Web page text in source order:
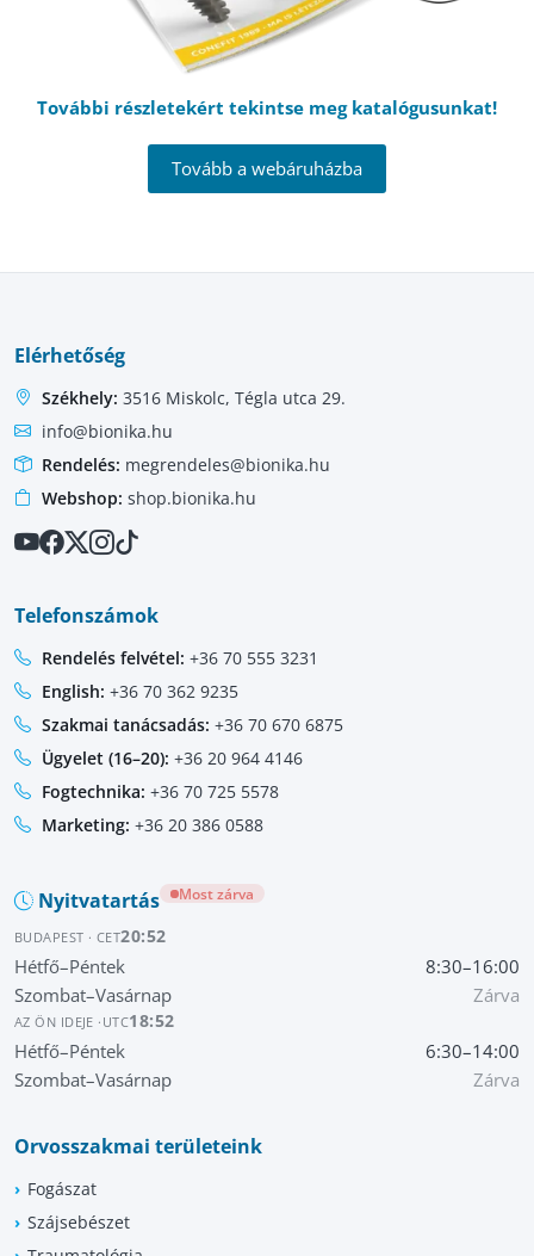
További részletekért tekintse meg katalógusunkat!
Tovább a webáruházba
Elérhetőség
Székhely: 3516 Miskolc, Tégla utca 29.
info@bionika.hu
Rendelés: megrendeles@bionika.hu
Webshop: shop.bionika.hu
Telefonszámok
Rendelés felvétel: +36 70 555 3231
English: +36 70 362 9235
Szakmai tanácsadás: +36 70 670 6875
Ügyelet (16–20): +36 20 964 4146
Fogtechnika: +36 70 725 5578
Marketing: +36 20 386 0588
Nyitvatartás Most zárva
BUDAPEST · CET20:52
Hétfő–Péntek
8:30–16:00
Szombat–Vasárnap
Zárva
AZ ÖN IDEJE · UTC18:52
Hétfő–Péntek
6:30–14:00
Szombat–Vasárnap
Zárva
Orvosszakmai területeink
Fogászat
Szájsebészet